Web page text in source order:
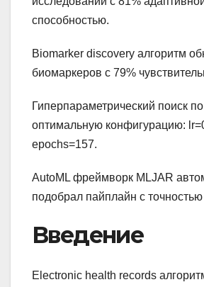
способностью.
Biomarker discovery алгоритм
биомаркеров с 79%
Гиперпараметрический поиск
оптимальную конфигурацию:
epochs=157.
AutoML фреймворк MLJAR
подобрал пайплайн с
Введение
Electronic health records